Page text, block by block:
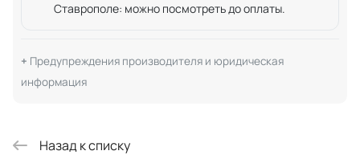
Ставрополе: можно посмотреть до оплаты.
Предупреждения производителя и юридическая
информация
Назад к списку